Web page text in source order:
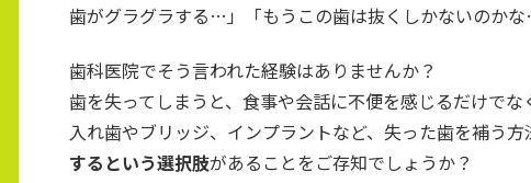
歯がグラグラする…」「もうこの歯は抜くしかないのかな
歯科医院でそう言われた経験はありませんか？
歯を失ってしまうと、食事や会話に不便を感じるだけでな
入れ歯やブリッジ、インプラントなど、失った歯を補う方
するという選択肢があることをご存知でしょうか？